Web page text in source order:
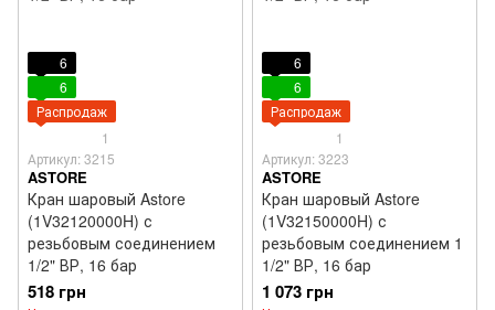
6
6
Распродаж
1
Артикул: 3215
ASTORE
Кран шаровый Astore
(1V32120000H) с
резьбовым соединением
1/2" ВР, 16 бар
518 грн
6
6
Распродаж
1
Артикул: 3223
ASTORE
Кран шаровый Astore
(1V32150000H) с
резьбовым соединением 1
1/2" ВР, 16 бар
1 073 грн